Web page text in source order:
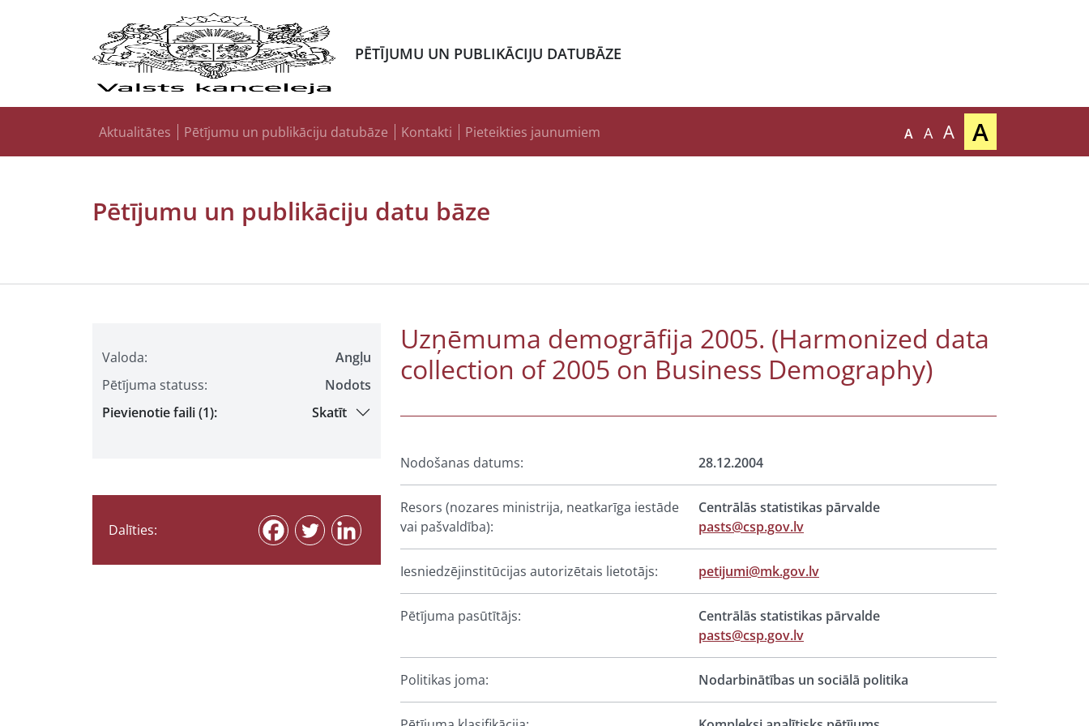
PĒTĪJUMU UN PUBLIKĀCIJU DATUBĀZE
Aktualitātes Pētījumu un publikāciju datubāze Kontakti Pieteikties jaunumiem A A A A
Pētījumu un publikāciju datu bāze
Valoda:
Angļu
Pētījuma statuss:
Nodots
Pievienotie faili (1):
Skatīt
Dalīties:
Uzņēmuma demogrāfija 2005. (Harmonized data
collection of 2005 on Business Demography)
Nodošanas datums: 28.12.2004
Resors (nozares ministrija, neatkarīga iestāde
vai pašvaldība):
Centrālās statistikas pārvalde
pasts@csp.gov.lv
Iesniedzējinstitūcijas autorizētais lietotājs: petijumi@mk.gov.lv
Pētījuma pasūtītājs:
Centrālās statistikas pārvalde
pasts@csp.gov.lv
Politikas joma: Nodarbinātības un sociālā politika